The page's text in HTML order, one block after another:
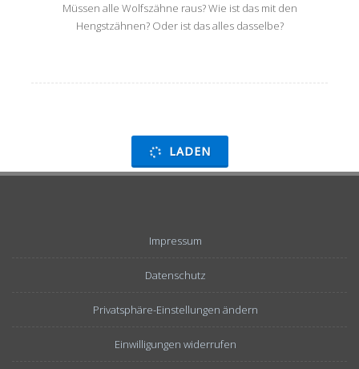
Müssen alle Wolfszähne raus? Wie ist das mit den
Hengstzähnen? Oder ist das alles dasselbe?
LADEN
Impressum
Datenschutz
Privatsphäre-Einstellungen ändern
Einwilligungen widerrufen